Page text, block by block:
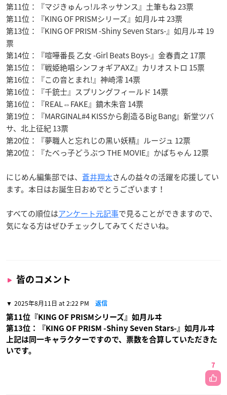
第11位：『マジきゅんっ!ルネッサンス』土筆もね 23票
第11位：『KING OF PRISMシリーズ』如月ルヰ 23票
第13位：『KING OF PRISM -Shiny Seven Stars-』如月ルヰ 19
票
第14位：『喧嘩番長 乙女 -Girl Beats Boys-』金春貴之 17票
第15位：『戦姫絶唱シンフォギアAXZ』カリオストロ 15票
第16位：『この音とまれ!』神崎澪 14票
第16位：『千銃士』スプリングフィールド 14票
第16位：『REAL⇔FAKE』鏑木朱音 14票
第19位：『MARGINAL#4 KISSから創造るBig Bang』新堂ツバ
サ、北上征紀 13票
第20位：『夢職人と忘れじの黒い妖精』ルージュ 12票
第20位：『たべっ子どうぶつ THE MOVIE』かばちゃん 12票
にじめん編集部では、 蒼井翔太さんの益々の活躍を応援してい
ます。本日はお誕生日おめでとうございます！
すべての順位はアンケート元記事で見ることができますので、
気になる方はぜひチェックしてみてくださいね。
皆のコメント
2025年8月11日 at 2:22 PM 返信
第11位『KING OF PRISMシリーズ』如月ルヰ
第13位：『KING OF PRISM -Shiny Seven Stars-』如月ルヰ
上記は同一キャラクターですので、票数を合算していただきた
いです。
7